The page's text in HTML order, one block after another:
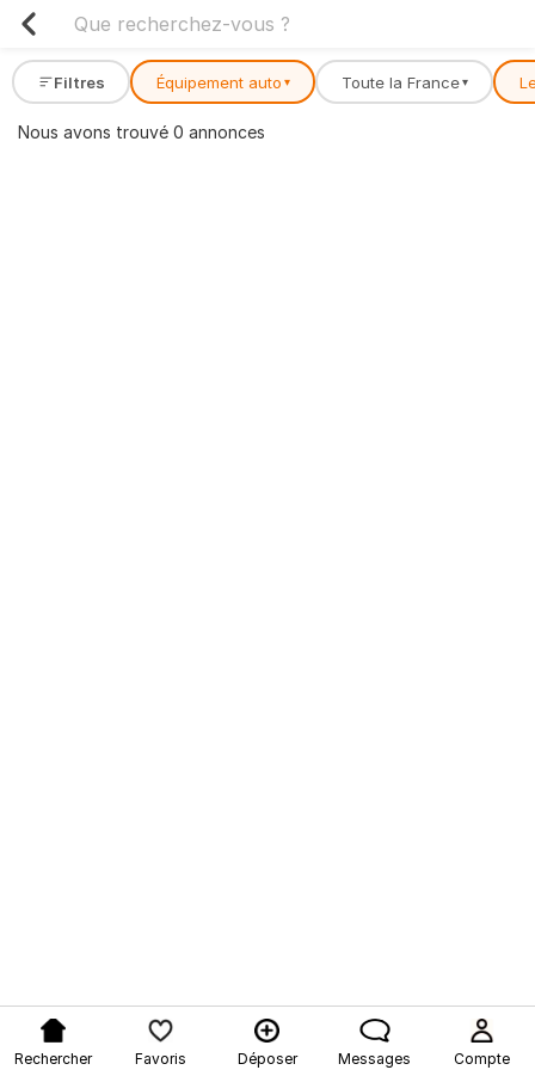
Filtres Équipement auto ▾ Toute la France ▾
Nous avons trouvé 0 annonces
Rechercher Favoris Déposer Messages Compte